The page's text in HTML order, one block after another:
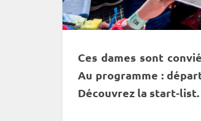
Ces dames sont
Au programme :
Découvrez la start-list.